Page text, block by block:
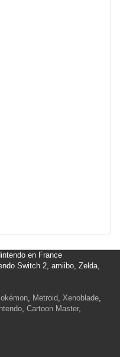
en France
Switch 2, amiibo, Zelda,
, Metroid, Xenoblade,
, Cartoon Master,